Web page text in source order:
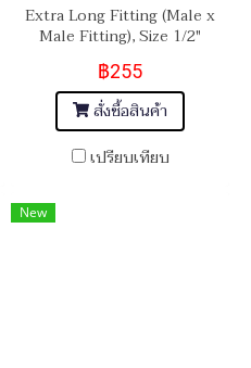
Extra Long Fitting (Male x
Male Fitting), Size 1/2"
BSPT-14 Length 12"
฿255
สั่งซื้อสินค้า
เปรียบเทียบ
New